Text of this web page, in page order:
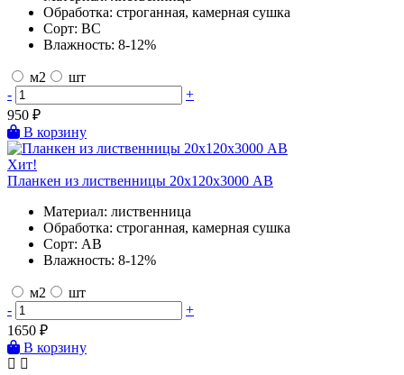
Обработка: строганная, камерная сушка
Сорт: BC
Влажность: 8-12%
м2
шт
-
+
950 ₽
В корзину
Хит!
Планкен из лиственницы 20х120х3000 AB
Материал: лиственница
Обработка: строганная, камерная сушка
Сорт: AB
Влажность: 8-12%
м2
шт
-
+
1650 ₽
В корзину